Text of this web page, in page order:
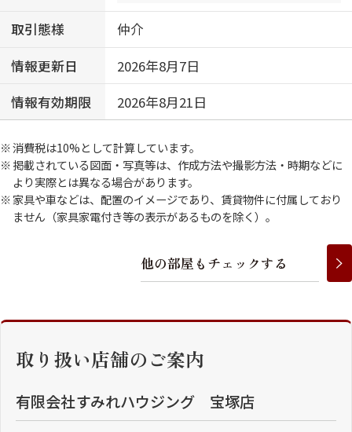
取引態様
仲介
情報更新日
2026年8月7日
情報有効期限
2026年8月21日
消費税は10%として計算しています。
掲載されている図面・写真等は、作成方法や撮影方法・時期などに
より実際とは異なる場合があります。
家具や車などは、配置のイメージであり、賃貸物件に付属しており
ません（家具家電付き等の表示があるものを除く）。
他の部屋 も チェ ッ クする
取り扱い店舗のご案内
有限会社すみれハウジング 宝塚店